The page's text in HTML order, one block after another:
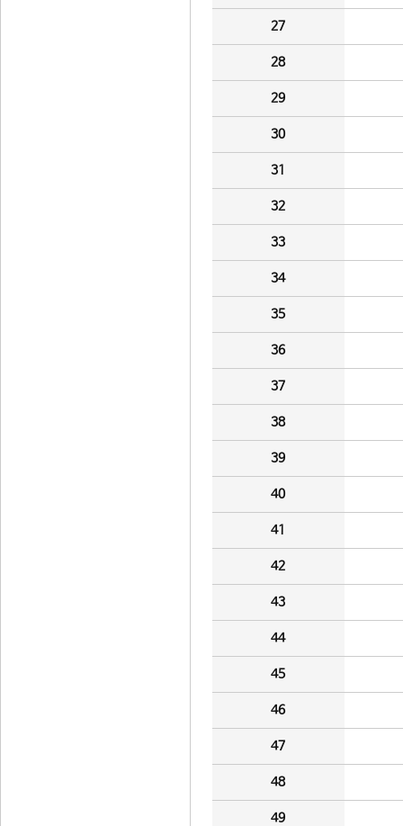
27
28
29
30
31
32
33
34
35
36
37
38
39
40
41
42
43
44
45
46
47
48
49